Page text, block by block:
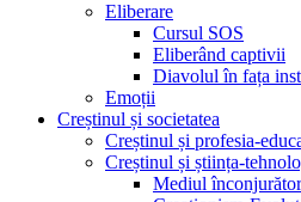
Eliberare
Cursul SOS
Eliberând captivii
Diavolul în fața
Emoții
Creștinul și societatea
Creștinul și profesia-
Creștinul și știința-
Mediul înconjurător